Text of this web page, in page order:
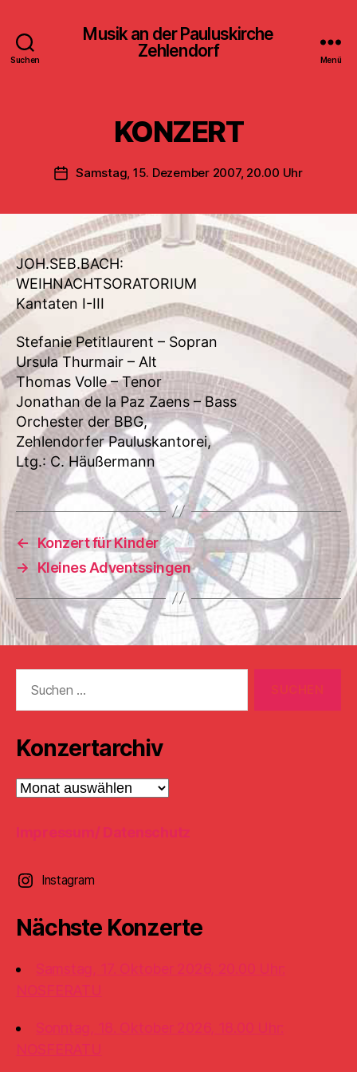
Suchen
Musik an der Pauluskirche
Zehlendorf
Menü
KONZERT
Veröffentlichungsdatum
Samstag, 15. Dezember 2007, 20.00 Uhr
JOH.SEB.BACH:
WEIHNACHTSORATORIUM
Kantaten I-III
Stefanie Petitlaurent – Sopran
Ursula Thurmair – Alt
Thomas Volle – Tenor
Jonathan de la Paz Zaens – Bass
Orchester der BBG,
Zehlendorfer Pauluskantorei,
Ltg.: C. Häußermann
←
Konzert für Kinder
→
Kleines Adventssingen
nach:
Konzertarchiv
Konzertarchiv
Impressum/ Datenschutz
Instagram
Nächste Konzerte
Samstag, 17. Oktober 2026, 20.00 Uhr:
NOSFERATU
Sonntag, 18. Oktober 2026, 18.00 Uhr:
NOSFERATU